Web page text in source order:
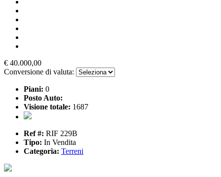
€ 40.000,00
Conversione di valuta:
Piani: 0
Posto Auto:
Visione totale: 1687
Ref #: RIF 229B
Tipo: In Vendita
Categoria: Terreni